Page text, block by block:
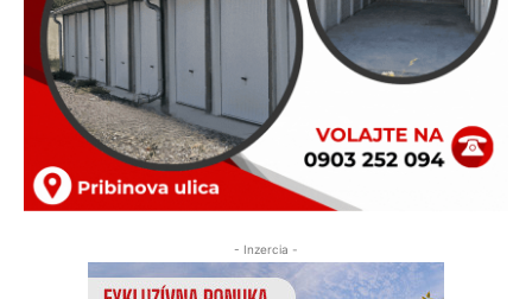
- Inzercia -